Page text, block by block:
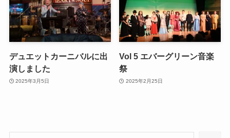
デュエットカーニバルに出
演しました
2025年3月5日
Vol 5 エバーグリーン音楽
祭
2025年2月25日